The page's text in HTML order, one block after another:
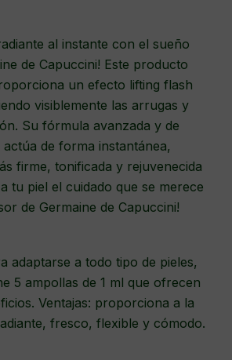
al instante con el sueño
de Capuccini! Este producto
un efecto lifting flash
visiblemente las arrugas y
Su fórmula avanzada y de
de forma instantánea,
firme, tonificada y rejuvenecida
a tu piel el cuidado que se merece
de Germaine de Capuccini!
adaptarse a todo tipo de pieles,
5 ampollas de 1 ml que ofrecen
Ventajas: proporciona a la
fresco, flexible y cómodo.